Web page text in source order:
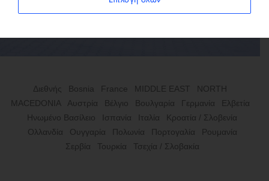
Διεθνής Bosnia France MIDDLE EAST
NORTH
MACEDONIA
Αυστρία Βέλγιο Βουλγαρία Γερμανία
Ελβετία
Ηνωμένο Βασίλειο
Ισπανία Ιταλία
Κροατία / Σλοβενία
Ολλανδία
Ουγγαρία Πολωνία Πορτογαλία
Ρουμανία
Σερβία
Τουρκία Τσεχία / Σλοβακία